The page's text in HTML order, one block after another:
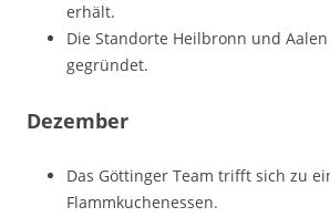
erhält.
Die Standorte Heilbronn und
gegründet.
Dezember
Das Göttinger Team trifft sich zu
Flammkuchenessen.